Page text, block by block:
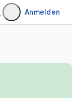
Anmelden